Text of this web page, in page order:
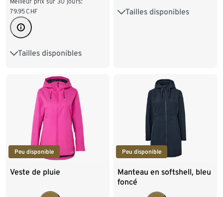
79.95CHF
Tailles disponibles
36 38 40 42
48
Tailles disponibles
34 36 38 40
Peu disponible
Veste de pluie
Peu disponible
Manteau en softshell, bleu
foncé